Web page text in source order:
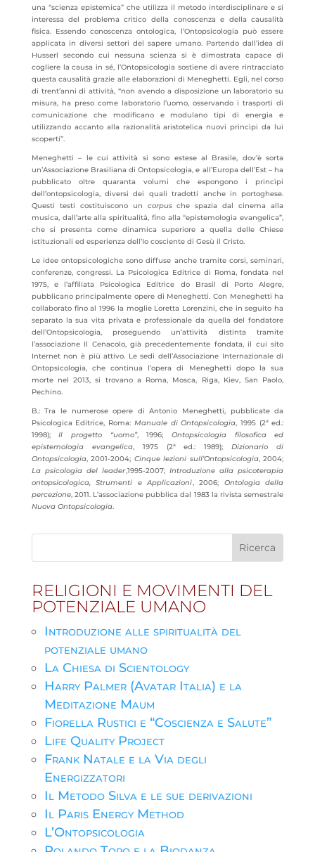
una “scienza epistemica” che utilizza il metodo interdisciplinare e si
interessa del problema critico della conoscenza e della causalità
fisica. Essendo conoscenza ontologica, l’Ontopsicologia può essere
applicata in diversi settori del sapere umano. Partendo dall’idea di
Husserl secondo cui nessuna scienza si è dimostrata capace di
cogliere la causa in sé, l’Ontopsicologia sostiene di avere rintracciato
questa causalità grazie alle elaborazioni di Meneghetti. Egli, nel corso
di trent’anni di attività, “non avendo a disposizione un laboratorio su
misura, ha preso come laboratorio l’uomo, osservando i trasporti di
comunicazione che modificano e modulano tipi di energia e
utilizzando accanto alla razionalità aristotelica nuovi princìpi da lui
scoperti”.
Meneghetti – le cui attività si sono estese al Brasile, dov’è sorta
un’Associazione Brasiliana di Ontopsicologia, e all’Europa dell’Est – ha
pubblicato oltre quaranta volumi che espongono i princìpi
dell’ontopsicologia, diversi dei quali tradotti anche in portoghese.
Questi testi costituiscono un corpusche spazia dal cinema alla
musica, dall’arte alla spiritualità, fino alla “epistemologia evangelica”,
che si presenta come dinamica superiore a quella delle Chiese
istituzionali ed esperienza dell’Io cosciente di Gesù il Cristo.
Le idee ontopsicologiche sono diffuse anche tramite corsi, seminari,
conferenze, congressi. La Psicologica Editrice di Roma, fondata nel
1975, e l’affiliata Psicologica Editrice do Brasil di Porto Alegre,
pubblicano principalmente opere di Meneghetti. Con Meneghetti ha
collaborato fino al 1996 la moglie Loretta Lorenzini, che in seguito ha
separato la sua vita privata e professionale da quella del fondatore
dell’Ontopsicologia, proseguendo un’attività distinta tramite
l’associazione Il Cenacolo, già precedentemente fondata, il cui sito
Internet non è più attivo. Le sedi dell’Associazione Internazionale di
Ontopsicologia, che continua l’opera di Meneghetti dopo la sua
morte nel 2013, si trovano a Roma, Mosca, Riga, Kiev, San Paolo,
Pechino.
B.: Tra le numerose opere di Antonio Meneghetti, pubblicate da
Psicologica Editrice, Roma: Manuale di Ontopsicologia, 1995 (2ª ed.:
1998);Il progetto “uomo”, 1996; Ontopsicologia filosofica ed
epistemologia evangelica, 1975 (2ª ed.: 1989);
Dizionario di
Ontopsicologia, 2001-2004; Cinque lezioni sull’Ontopsicologia, 2004;
La psicologia del leader,1995-2007; Introduzione alla psicoterapia
ontopsicologica, Strumenti e Applicazioni, 2006; Ontologia della
percezione, 2011. L’associazione pubblica dal 1983 la rivista semestrale
Nuova Ontopsicologia.
RELIGIONI E MOVIMENTI DEL
POTENZIALE UMANO
Introduzione alle spiritualità del
potenziale umano
La Chiesa di Scientology
Harry Palmer (Avatar Italia) e la
Meditazione Maum
Fiorella Rustici e “Coscienza e Salute”
Life Quality Project
Frank Natale e la Via degli
Energizzatori
Il Metodo Silva e le sue derivazioni
Il Paris Energy Method
L’Ontopsicologia